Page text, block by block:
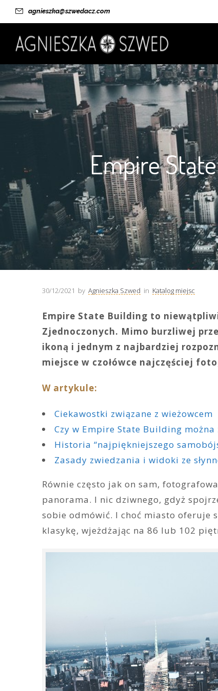
agnieszka@szwedacz.com
Empire
30/12/2021 by Agnieszka Szwed in Katalog miejsc
Empire State Building to
Zjednoczonych. Mimo burzliwej
ikoną i jednym z najbardziej
miejsce w czołówce najczęściej
W artykule:
Ciekawostki związane z wieżowcem
Czy w Empire State Building można
Historia “najpiękniejszego
Zasady zwiedzania i widoki ze
Równie często jak on sam,
panorama. I nic dziwnego, gdyż
sobie odmówić. I choć miasto oferuje
klasykę, wjeżdżając na 86 lub 102